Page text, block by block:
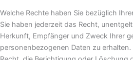
Welche Rechte haben Sie bezüglich
Sie haben jederzeit das Recht,
Herkunft, Empfänger und Zweck Ihrer
personenbezogenen Daten zu